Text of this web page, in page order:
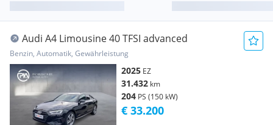
Audi A4 Limousine 40 TFSI advanced
Benzin, Automatik, Gewährleistung
2025 EZ
31.432 km
204 PS (150 kW)
€ 33.200